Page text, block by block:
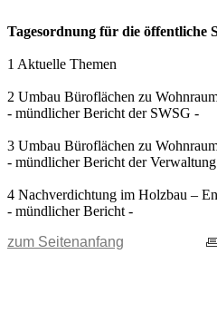
Tagesordnung für die öffentliche
1 Aktuelle Themen
2 Umbau Büroflächen zu
- mündlicher Bericht der SWSG -
3 Umbau Büroflächen zu
- mündlicher Bericht der
4 Nachverdichtung im Holzbau –
- mündlicher Bericht -
zum Seitenanfang